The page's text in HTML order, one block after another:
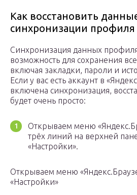
Как восстановить
синхронизации профиля
Синхронизация данных
возможность для сохранения
включая закладки, пароли и
Если у вас есть аккаунт в
включена синхронизация,
будет очень просто:
Открываем меню
трёх линий на верхней
«Настройки».
Открываем меню
«Настройки»